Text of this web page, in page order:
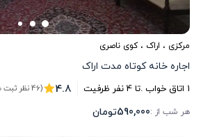
مرکزی ، اراک ، کوی ناصری
اجاره خانه کوتاه مدت اراک
1 اتاق خواب .تا4نفر ظرفیت 4.8 (46 نظر ثبت شده)
هر شب از :590,000تومان